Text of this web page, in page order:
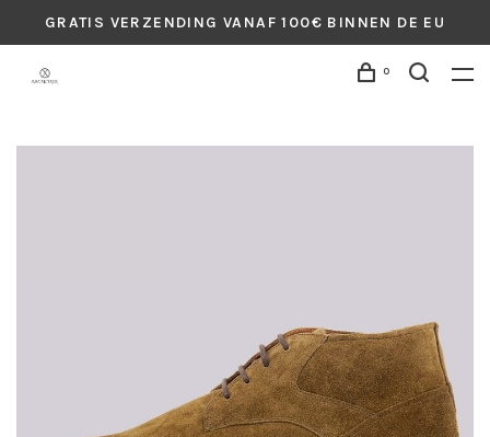
GRATIS VERZENDING VANAF 100€ BINNEN DE EU
0